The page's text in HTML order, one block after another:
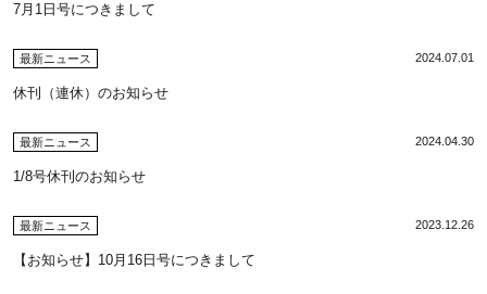
7月1日号につきまして
最新ニュース 2024.07.01
休刊（連休）のお知らせ
最新ニュース 2024.04.30
1/8号休刊のお知らせ
最新ニュース 2023.12.26
【お知らせ】10月16日号につきまして